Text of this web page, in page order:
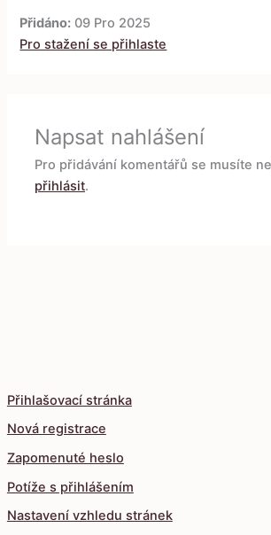
Přihlašovací stránka
Nová registrace
Zapomenuté heslo
Potíže s přihlášením
Nastavení vzhledu stránek
Přidáno: 09 Pro 2025
Pro stažení se přihlaste
Napsat nahlášení
Pro přidávání komentářů se musíte
přihlásit.